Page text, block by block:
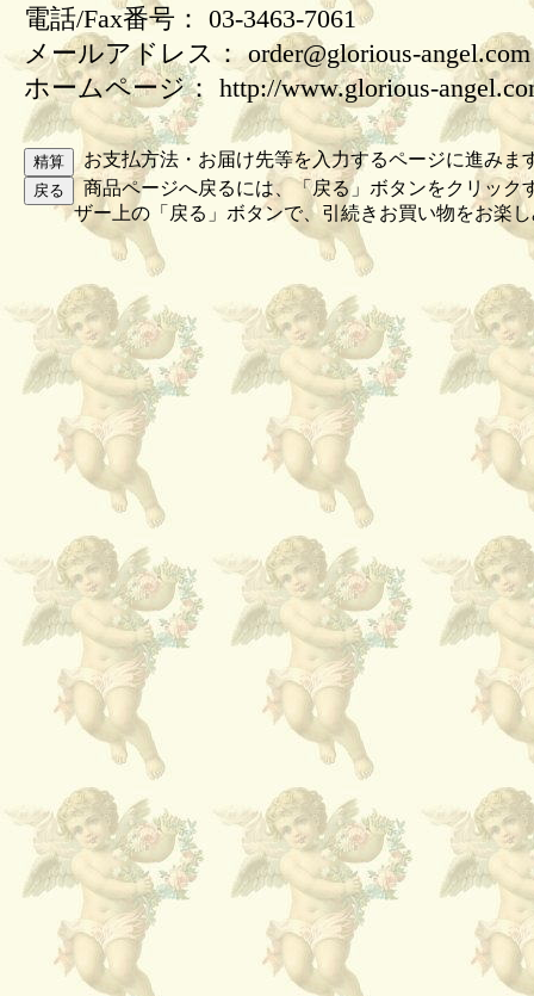
電話/Fax番号： 03-3463-7061
メールアドレス： order@glorious-angel.com
ホームページ： http://www.glorious-
お支払方法・お届け先等を入力するページに進みま
商品ページへ戻るには、「戻る」ボタンをクリック
ザー上の「戻る」ボタンで、引続きお買い物をお楽